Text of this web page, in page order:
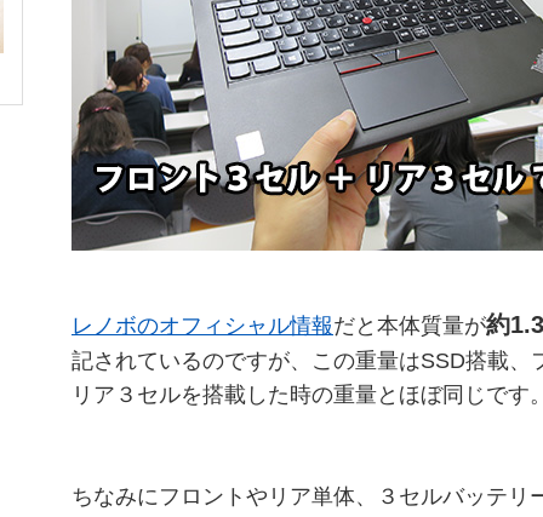
レノボのオフィシャル情報だと本体質量が約
記されているのですが、この重量はSSD搭載、
リア３セルを搭載した時の重量とほぼ同じです
ちなみにフロントやリア単体、３セルバッテリ